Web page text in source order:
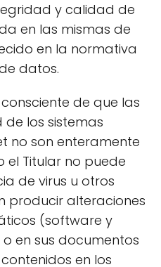
y calidad de
en las mismas de
en la normativa
datos.
de que las
los sistemas
no son enteramente
el Titular no puede
de virus u otros
producir alteraciones
(software y
en sus documentos
en los